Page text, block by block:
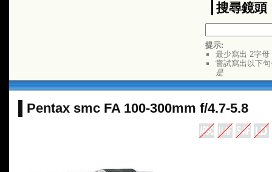
搜尋鏡頭
提示:
最少寫出 2字母
嘗試寫出以下
是
Pentax smc FA 100-300mm f/4.7-5.8